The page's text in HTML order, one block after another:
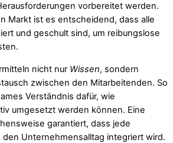
vorbereitet werden.
Markt ist es entscheidend, dass alle
und geschult sind, um reibungslose
nicht nur Wissen, sondern
zwischen den Mitarbeitenden. So
Verständnis dafür, wie
umgesetzt werden können. Eine
garantiert, dass jede
den Unternehmensalltag integriert wird.